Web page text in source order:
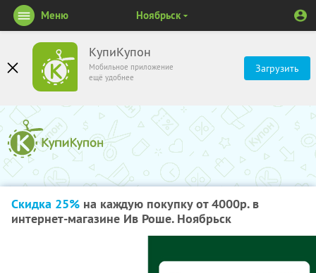
КупиКупон
Мобильное приложение
ещё удобнее
Загрузить
Меню Ноябрьск
Скидка 25% на каждую покупку от 4000р. в
интернет-магазине Ив Роше. Ноябрьск